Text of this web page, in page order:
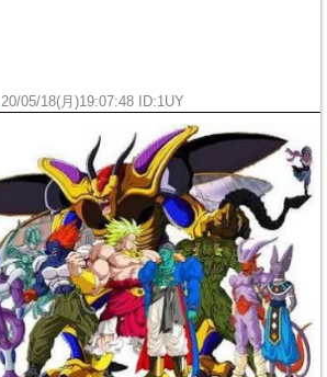
20/05/18(月)19:07:48 ID:1UY